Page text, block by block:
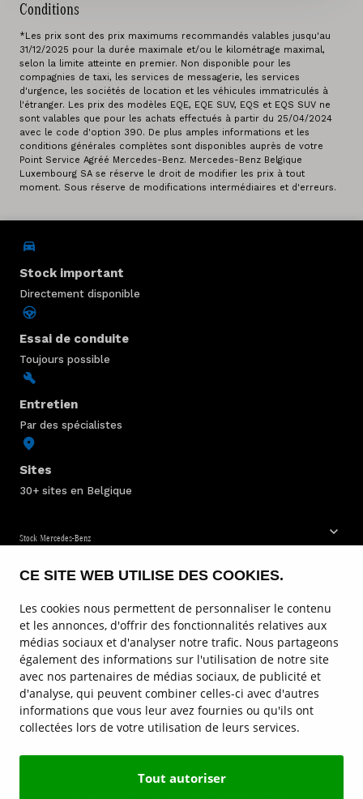
CE SITE WEB UTILISE DES COOKIES.
Les cookies nous permettent de personnaliser le contenu
et les annonces, d'offrir des fonctionnalités relatives aux
médias sociaux et d'analyser notre trafic. Nous partageons
également des informations sur l'utilisation de notre site
avec nos partenaires de médias sociaux, de publicité et
d'analyse, qui peuvent combiner celles-ci avec d'autres
informations que vous leur avez fournies ou qu'ils ont
collectées lors de votre utilisation de leurs services.
Tout autoriser
Conditions
*Les prix sont des prix maximums recommandés valables jusqu'au
31/12/2025 pour la durée maximale et/ou le kilométrage maximal,
selon la limite atteinte en premier. Non disponible pour les
compagnies de taxi, les services de messagerie, les services
d'urgence, les sociétés de location et les véhicules immatriculés à
l'étranger. Les prix des modèles EQE, EQE SUV, EQS et EQS SUV ne
sont valables que pour les achats effectués à partir du 25/04/2024
avec le code d'option 390. De plus amples informations et les
conditions générales complètes sont disponibles auprès de votre
Point Service Agréé Mercedes-Benz. Mercedes-Benz Belgique
Luxembourg SA se réserve le droit de modifier les prix à tout
moment. Sous réserve de modifications intermédiaires et d'erreurs.
Stock important
Directement disponible
Essai de conduite
Toujours possible
Entretien
Par des spécialistes
Sites
30+ sites en Belgique
Stock Mercedes-Benz
Service & entretien
Voitures
Camionettes
Camions
Sites de Mercedes-Benz